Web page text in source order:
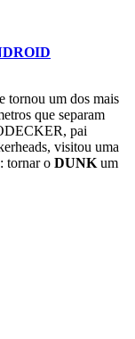
tornou um dos mais
que separam
pai
visitou uma
tornar o DUNK um